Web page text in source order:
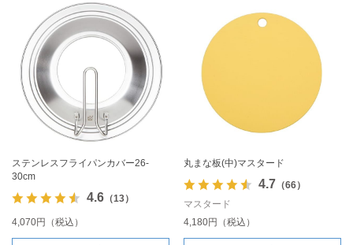
ステンレスフライパンカバー26-
30cm
4.6（13）
4,070円（税込）
丸まな板(中)マスタード
4.7 （66）
マスタード
4,180円（税込）